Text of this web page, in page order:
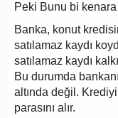
Peki Bunu bi
Banka, konut
satılamaz kaydı
satılamaz kaydı
Bu durumda
altında değil.
parasını alır.